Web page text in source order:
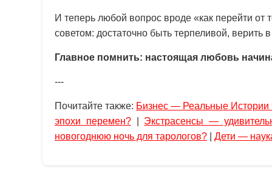
И теперь любой вопрос вроде «как перейти
советом: достаточно быть терпеливой, верить
Главное помнить: настоящая любовь
---
Почитайте также: Бизнес — Реальные
эпохи перемен?| Экстрасенсы —
новогоднюю ночь для тарологов?
Дети —